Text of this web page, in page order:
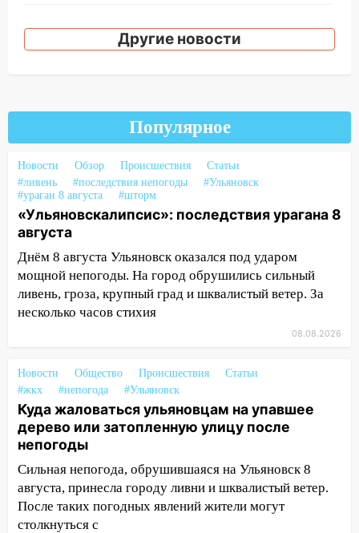
урагана 8 августа
16:34 Из-за мощной непогоды в
Ульяновске отменили фестиваль «Наше
время»
16:17
Мелекесский район первым в
Ульяновской области намолотил более
100 тысяч тонн зерна
15:17 В колледжи и техникумы
Ульяновской области подали более 10
тысяч заявлений
15:04 Фоторепортаж с улиц Ульяновска
после шторма: поваленные деревья и
14:28
Ураган вырвал остановку на улице
Деева в Заволжье
14:26 Жители Ульяновска сами
пытаются расчистить ливнёвки, не
дождавшись коммунальщиков
14:16 Шторм продолжает ломать город:
на улице Любови Шевцовой рухнул
светофор
Другие новости
Популярное
Новости Обзор Происшествия
Статьи
#ливень
#последствия непогоды
#Ульяновск
#ураган 8 августа
#шторм
«Ульяновскалипсис»: последствия урагана 8
августа
Днём 8 августа Ульяновск оказался под ударом
мощной непогоды. На город обрушились сильный
ливень, гроза, крупный град и шквалистый ветер. За
несколько часов стихия
08.08.2026
Новости Общество Происшествия
Статьи
#жкх
#непогода #Ульяновск
Куда жаловаться ульяновцам на упавшее
дерево или затопленную улицу после
непогоды
Сильная непогода, обрушившаяся на Ульяновск 8
августа, принесла городу ливни и шквалистый ветер.
После таких погодных явлений жители могут
столкнуться с